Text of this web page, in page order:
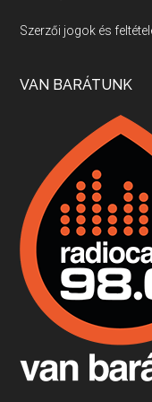
Villány,
Apr 17, 2026 • 00:35:38
Boston,
Apr 9, 2026 • 00:37:17
Fermentáljunk,
Apr 3, 2026 • 00:36:07
Szerzői jogok és
VAN BARÁTUNK